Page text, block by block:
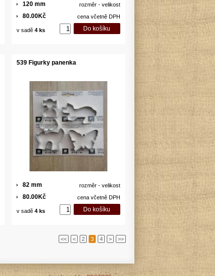
rozměr - velikost
120 mm
cena včetně DPH
80.00Kč
v sadě 4 ks
539 Figurky panenka
rozměr - velikost
82 mm
cena včetně DPH
80.00Kč
v sadě 4 ks
<< < 2 3 4 > >>